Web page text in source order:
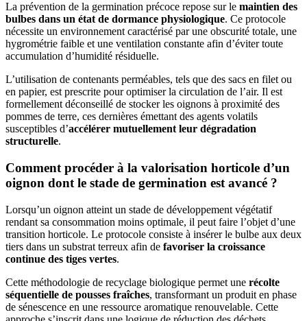
La prévention de la germination précoce repose sur le maintien des
bulbes dans un état de dormance physiologique. Ce protocole
nécessite un environnement caractérisé par une obscurité totale, une
hygrométrie faible et une ventilation constante afin d’éviter toute
accumulation d’humidité résiduelle.
L’utilisation de contenants perméables, tels que des sacs en filet ou
en papier, est prescrite pour optimiser la circulation de l’air. Il est
formellement déconseillé de stocker les oignons à proximité des
pommes de terre, ces dernières émettant des agents volatils
susceptibles d’accélérer mutuellement leur dégradation
structurelle.
Comment procéder à la valorisation horticole d’un
oignon dont le stade de germination est avancé ?
Lorsqu’un oignon atteint un stade de développement végétatif
rendant sa consommation moins optimale, il peut faire l’objet d’une
transition horticole. Le protocole consiste à insérer le bulbe aux deux
tiers dans un substrat terreux afin de favoriser la croissance
continue des tiges vertes.
Cette méthodologie de recyclage biologique permet une récolte
séquentielle de pousses fraîches, transformant un produit en phase
de sénescence en une ressource aromatique renouvelable. Cette